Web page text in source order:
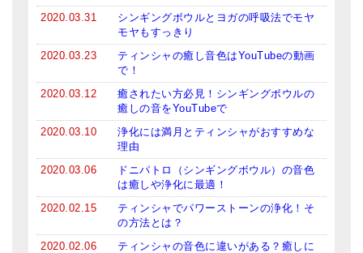
2020.03.31
シンギングボウルとヨガの呼吸法でモヤ
モヤもすっきり
2020.03.23
ティンシャの癒し音色はYouTubeの動画
で！
2020.03.12
癒されたい方必見！シンギングボウルの
癒しの音をYouTubeで
2020.03.10
浄化には満月とティンシャがおすすめな
理由
2020.03.06
ドニパトロ（シンギングボウル）の音色
は癒しや浄化に最適！
2020.02.15
ティンシャでパワーストーンの浄化！そ
の方法とは？
2020.02.06
ティンシャの音色に違いがある？癒しに